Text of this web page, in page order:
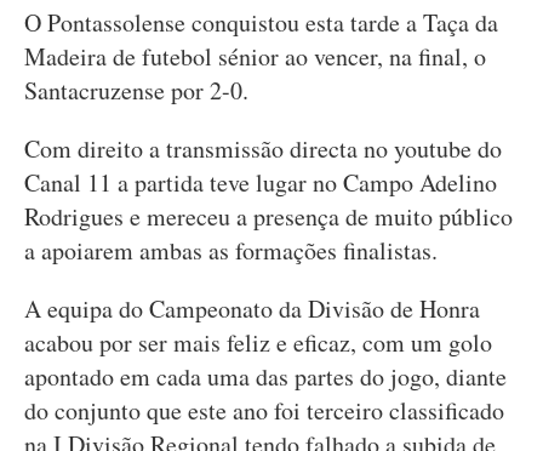
O Pontassolense conquistou esta tarde a Taça da
Madeira de futebol sénior ao vencer, na final, o
Santacruzense por 2-0.
Com direito a transmissão directa no youtube do
Canal 11 a partida teve lugar no Campo Adelino
Rodrigues e mereceu a presença de muito público
a apoiarem ambas as formações finalistas.
A equipa do Campeonato da Divisão de Honra
acabou por ser mais feliz e eficaz, com um golo
apontado em cada uma das partes do jogo, diante
do conjunto que este ano foi terceiro classificado
na I Divisão Regional tendo falhado a subida de